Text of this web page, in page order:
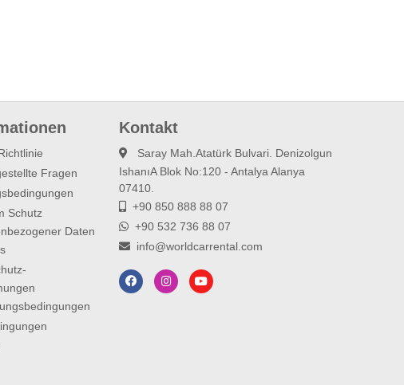
Fragen
Schutz
Daten
Kontakt
Saray Mah.Atatürk Bulvari. Denizolgun
IshanıA Blok No:120 - Antalya Alanya
07410.
+90 850 888 88 07
+90 532 736 88 07
info@worldcarrental.com